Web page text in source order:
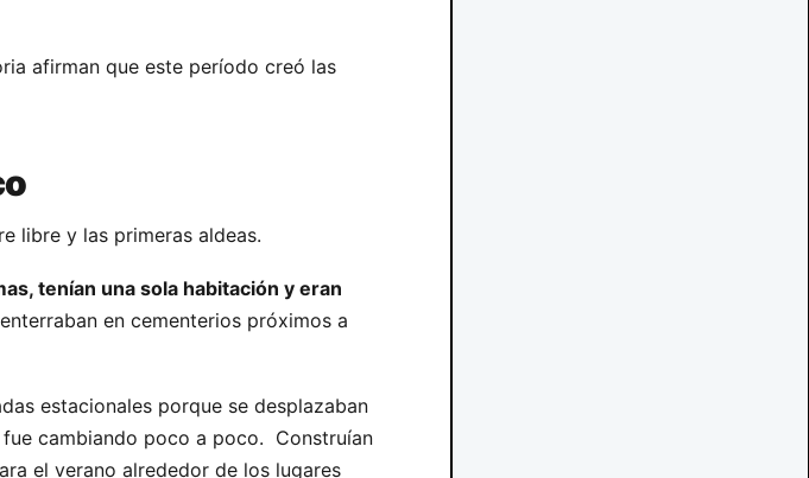
afirman que este período creó las
libre y las primeras aldeas.
tenían una sola habitación y eran
en cementerios próximos a
estacionales porque se desplazaban
cambiando poco a poco. Construían
el verano alrededor de los lugares